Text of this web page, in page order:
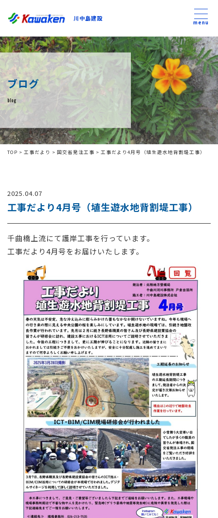
川中島建設
川中島建設
トップ
トピックス
事業内容
私たちについて
コンテンツ
採用情報
menu
ブログ
blog
TOP > 工事だより > 国交省発注工事 > 工事だより4月号（埴生遊水地背割堤工事）
2025.04.07
工事だより4月号（埴生遊水地背割堤工事）
千曲橋上流にて護岸工事を行っています。
工事だより4月号をお届けいたします。